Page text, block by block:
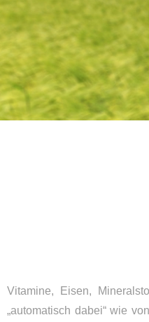
Vitamine, Eisen,
„automatisch dabei“ wie